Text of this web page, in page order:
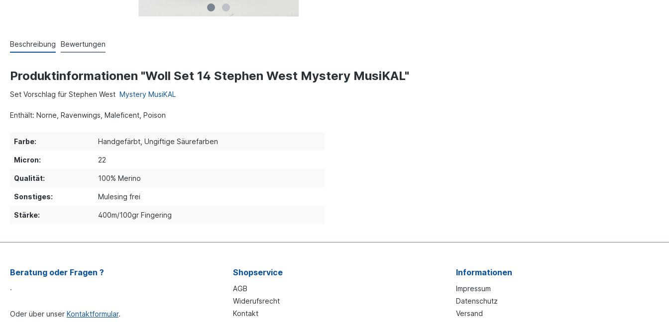
Beschreibung Bewertungen
Produktinformationen "Woll Set 14 Stephen West Mystery MusiKAL"
Set Vorschlag für Stephen West Mystery MusiKAL
Enthält: Norne, Ravenwings, Maleficent, Poison
Farbe: Handgefärbt , Ungiftige Säurefarben
Micron: 22
Qualität: 100% Merino
Sonstiges: Mulesing frei
Stärke: 400m/100gr Fingering
Beratung oder Fragen ?
.
Oder über unser Kontaktformular.
Shopservice
AGB
Widerufsrecht
Kontakt
Informationen
Impressum
Datenschutz
Versand